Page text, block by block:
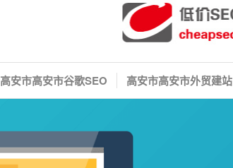
高安市高安市谷歌SEO 高安市高安市外贸建站